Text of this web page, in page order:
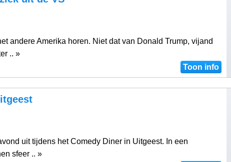
andere Amerika horen. Niet dat van Donald Trump, vijand
.. »
Toon info
uit tijdens het Comedy Diner in Uitgeest. In een
sfeer .. »